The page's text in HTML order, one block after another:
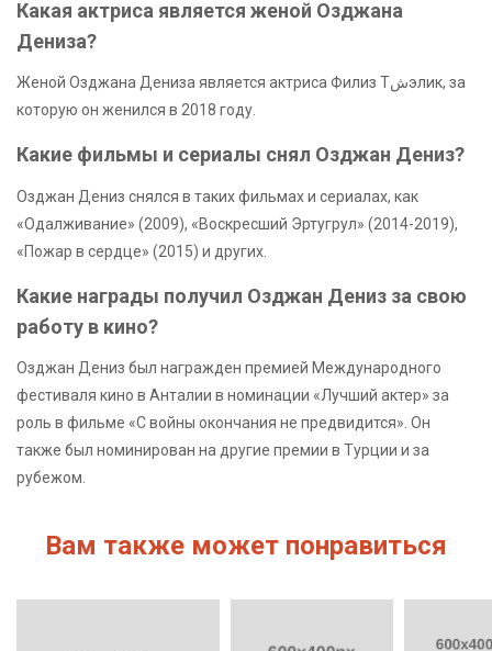
Какая актриса является женой Озджана
Дениза?
Женой Озджана Дениза является актриса Филиз Тشэлик, за
которую он женился в 2018 году.
Какие фильмы и сериалы снял Озджан Дениз?
Озджан Дениз снялся в таких фильмах и сериалах, как
«Одалживание» (2009), «Воскресший Эртугрул» (2014-2019),
«Пожар в сердце» (2015) и других.
Какие награды получил Озджан Дениз за свою
работу в кино?
Озджан Дениз был награжден премией Международного
фестиваля кино в Анталии в номинации «Лучший актер» за
роль в фильме «С войны окончания не предвидится». Он
также был номинирован на другие премии в Турции и за
рубежом.
Вам также может понравиться